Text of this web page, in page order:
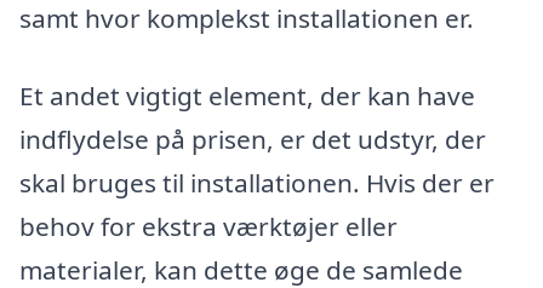
samt hvor komplekst installationen er.
Et andet vigtigt element, der kan have
indflydelse på prisen, er det udstyr, der
skal bruges til installationen. Hvis der er
behov for ekstra værktøjer eller
materialer, kan dette øge de samlede